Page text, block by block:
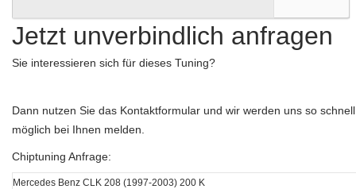
Jetzt unverbindlich anfragen
Sie interessieren sich für dieses Tuning?
Dann nutzen Sie das Kontaktformular und wir werden uns so
möglich bei Ihnen melden.
Chiptuning Anfrage: